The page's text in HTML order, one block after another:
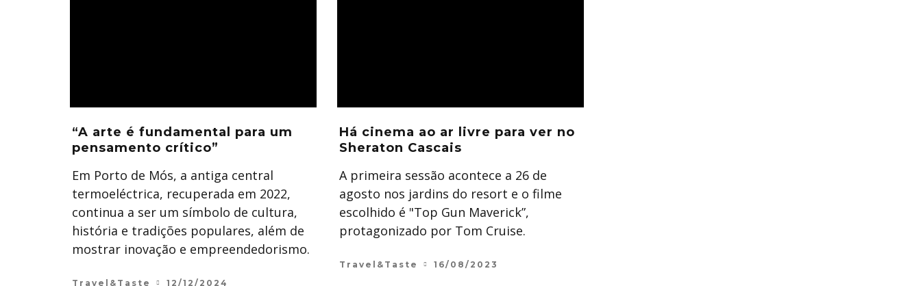
“A arte é fundamental para um
pensamento crítico”
Em Porto de Mós, a antiga central
termoeléctrica, recuperada em 2022,
continua a ser um símbolo de cultura,
história e tradições populares, além de
mostrar inovação e empreendedorismo.
Travel&Taste 12/12/2024
Há cinema ao ar livre para ver no
Sheraton Cascais
A primeira sessão acontece a 26 de
agosto nos jardins do resort e o filme
escolhido é "Top Gun Maverick”,
protagonizado por Tom Cruise.
Travel&Taste 16/08/2023